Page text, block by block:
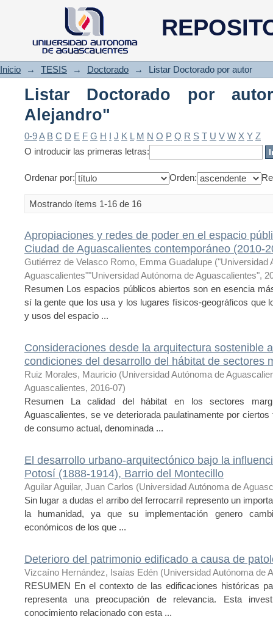
Listar Doctorado por autor
Inicio → TESIS → Doctorado → Listar Doctorado por autor
Listar Doctorado por
Alejandro"
0-9A B C D E F G H I J K L M N O P Q R S T U V W X Y Z
O introducir las primeras letras:
Ordenar por: Orden:
Mostrando ítems 1-16 de 16
Apropiaciones y redes de poder en el espacio
Ciudad de Aguascalientes contemporáneo (2010-
Gutiérrez de Velasco Romo, Emma Guadalupe ("Universidad
Aguascalientes""Universidad Autónoma de Aguascalientes",
Resumen Los espacios públicos abiertos son en esencia
sí la gente que los usa y los lugares físicos-geográficos que
y usos del espacio ...
Consideraciones desde la arquitectura sostenible
condiciones del desarrollo del hábitat de sectores
Ruiz Morales, Mauricio (Universidad Autónoma de
Aguascalientes, 2016-07)
Resumen La calidad del hábitat en los sectores
Aguascalientes, se ve deteriorada paulatinamente por
de consumo actual, denominada ...
El desarrollo urbano-arquitectónico bajo la
Potosí (1888-1914), Barrio del Montecillo
Aguilar Aguilar, Juan Carlos (Universidad Autónoma de
Sin lugar a dudas el arribo del ferrocarril represento un
la humanidad, ya que su implementación genero
económicos de los que ...
Deterioro del patrimonio edificado a causa de
Vizcaíno Hernández, Isaías Edén (Universidad Autónoma de
RESUMEN En el contexto de las edificaciones históricas
representa una preocupación de relevancia. Esta
conocimiento relacionado con esta ...